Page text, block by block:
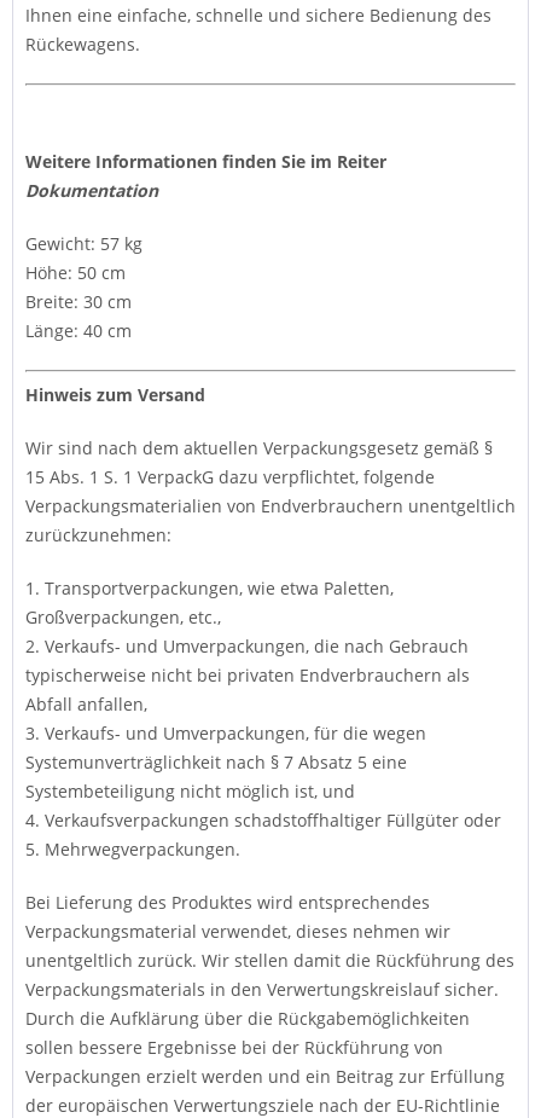
Ihnen eine einfache, schnelle und sichere Bedienung des
Rückewagens.
Weitere Informationen finden Sie im Reiter
Dokumentation
Gewicht: 57 kg
Höhe: 50 cm
Breite: 30 cm
Länge: 40 cm
Hinweis zum Versand
Wir sind nach dem aktuellen Verpackungsgesetz gemäß §
15 Abs. 1 S. 1 VerpackG dazu verpflichtet, folgende
Verpackungsmaterialien von Endverbrauchern unentgeltlich
zurückzunehmen:
1. Transportverpackungen, wie etwa Paletten,
Großverpackungen, etc.,
2. Verkaufs- und Umverpackungen, die nach Gebrauch
typischerweise nicht bei privaten Endverbrauchern als
Abfall anfallen,
3. Verkaufs- und Umverpackungen, für die wegen
Systemunverträglichkeit nach § 7 Absatz 5 eine
Systembeteiligung nicht möglich ist, und
4. Verkaufsverpackungen schadstoffhaltiger Füllgüter oder
5. Mehrwegverpackungen.
Bei Lieferung des Produktes wird entsprechendes
Verpackungsmaterial verwendet, dieses nehmen wir
unentgeltlich zurück. Wir stellen damit die Rückführung des
Verpackungsmaterials in den Verwertungskreislauf sicher.
Durch die Aufklärung über die Rückgabemöglichkeiten
sollen bessere Ergebnisse bei der Rückführung von
Verpackungen erzielt werden und ein Beitrag zur Erfüllung
der europäischen Verwertungsziele nach der EU-Richtlinie